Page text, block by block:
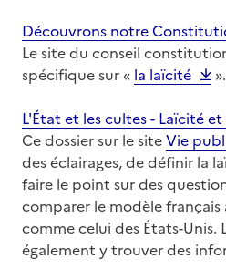
Découvrons notre
Le site du conseil
spécifique sur « la laïcité
».
L'État et les cultes - Laïcité
Ce dossier sur le siteVie
des éclairages, de définir la
faire le point sur des
comparer le modèle français
comme celui des États-Unis.
également y trouver des